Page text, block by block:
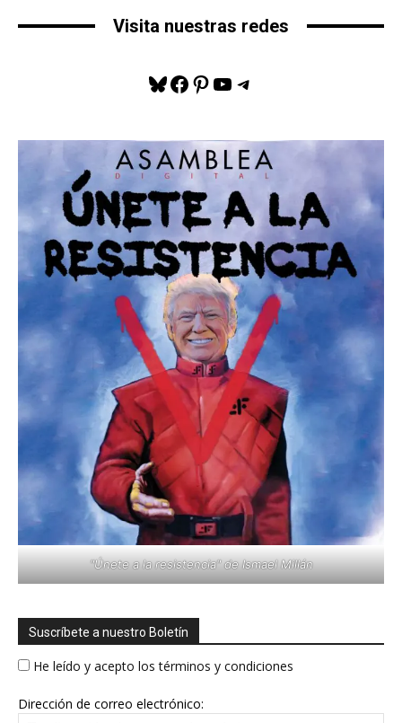
Visita nuestras redes
Bluesky
Facebook
Pinterest
YouTube
Telegram
"Únete a la resistencia" de Ismael Millán
Suscríbete a nuestro Boletín
He leído y acepto los términos y condiciones
Dirección de correo electrónico: